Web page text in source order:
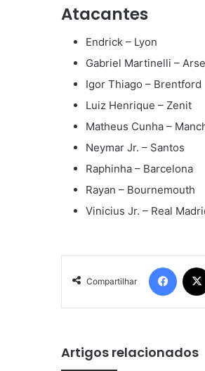
Atacantes
Endrick – Lyon
Gabriel Martinelli –
Igor Thiago – Brentford
Luiz Henrique – Zenit
Matheus Cunha –
Neymar Jr. – Santos
Raphinha – Barcelona
Rayan – Bournemouth
Vinicius Jr. – Real
Compartilhar
Artigos relacionados